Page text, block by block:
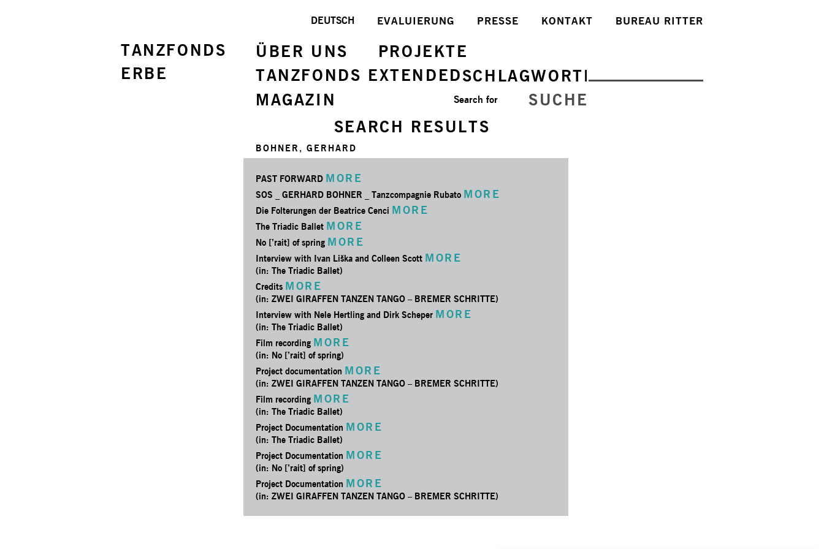
TANZFONDS
ERBE
BUREAU RITTER
KONTAKT
PRESSE
EVALUIERUNG
DEUTSCH
ÜBER UNS
PROJEKTE
TANZFONDS EXTENDEDSCHLAGWORTE
MAGAZIN
SUCHE
Search for
SEARCH RESULTS
BOHNER, GERHARD
PAST FORWARD MORE
SOS _ GERHARD BOHNER _ Tanzcompagnie Rubato MORE
Die Folterungen der Beatrice Cenci MORE
The Triadic Ballet MORE
No [’rait] of spring MORE
Interview with Ivan Liška and Colleen Scott MORE
(in: The Triadic Ballet)
Credits MORE
(in: ZWEI GIRAFFEN TANZEN TANGO – BREMER SCHRITTE)
Interview with Nele Hertling and Dirk Scheper MORE
(in: The Triadic Ballet)
Film recording MORE
(in: No [’rait] of spring)
Project documentation MORE
(in: ZWEI GIRAFFEN TANZEN TANGO – BREMER SCHRITTE)
Film recording MORE
(in: The Triadic Ballet)
Project Documentation MORE
(in: The Triadic Ballet)
Project Documentation MORE
(in: No [’rait] of spring)
Project Documentation MORE
(in: ZWEI GIRAFFEN TANZEN TANGO – BREMER SCHRITTE)